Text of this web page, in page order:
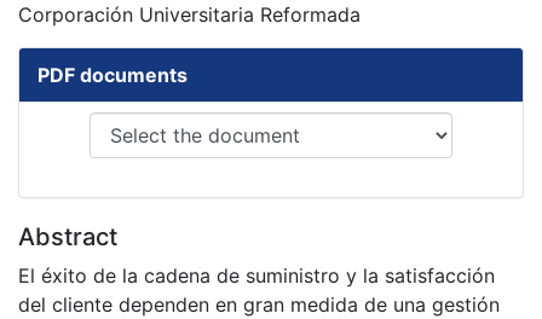
Corporación Universitaria Reformada
PDF documents
Abstract
El éxito de la cadena de suministro y la satisfacción
del cliente dependen en gran medida de una gestión